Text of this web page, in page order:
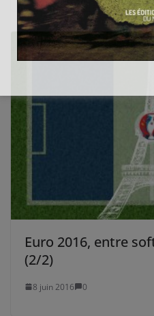
Euro 2016, entre
(2/2)
8 juin 2016 0